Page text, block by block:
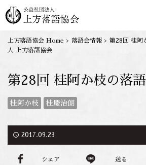
上方落語協会 Home > 落語会情報 > 第28回 桂阿
人 上方落語協会
第28回 桂阿か枝の落
桂阿か枝 桂慶治朗
access_time 2017.09.23
シェア 送る